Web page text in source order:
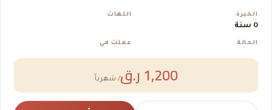
الخبرة
0 سنة
اللغات
الحالة عملت في
1,200 ر.ق / شهرياً